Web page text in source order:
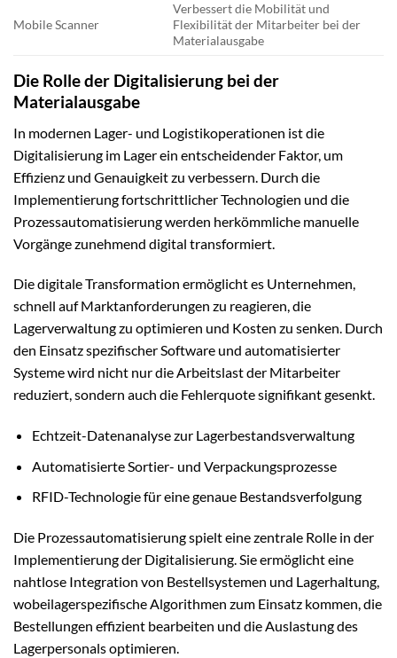
Mobile Scanner
Verbessert die Mobilität und
Flexibilität der Mitarbeiter bei der
Materialausgabe
Die Rolle der Digitalisierung bei der
Materialausgabe
In modernen Lager- und Logistikoperationen ist die
Digitalisierung im Lager ein entscheidender Faktor, um
Effizienz und Genauigkeit zu verbessern. Durch die
Implementierung fortschrittlicher Technologien und die
Prozessautomatisierung werden herkömmliche manuelle
Vorgänge zunehmend digital transformiert.
Die digitale Transformation ermöglicht es Unternehmen,
schnell auf Marktanforderungen zu reagieren, die
Lagerverwaltung zu optimieren und Kosten zu senken. Durch
den Einsatz spezifischer Software und automatisierter
Systeme wird nicht nur die Arbeitslast der Mitarbeiter
reduziert, sondern auch die Fehlerquote signifikant gesenkt.
Echtzeit-Datenanalyse zur Lagerbestandsverwaltung
Automatisierte Sortier- und Verpackungsprozesse
RFID-Technologie für eine genaue Bestandsverfolgung
Die Prozessautomatisierung spielt eine zentrale Rolle in der
Implementierung der Digitalisierung. Sie ermöglicht eine
nahtlose Integration von Bestellsystemen und Lagerhaltung,
wobeilagerspezifische Algorithmen zum Einsatz kommen, die
Bestellungen effizient bearbeiten und die Auslastung des
Lagerpersonals optimieren.